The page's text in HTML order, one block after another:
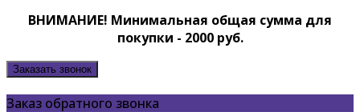
ВНИМАНИЕ! Минимальная общая сумма для
покупки - 2000 руб.
Заказать звонок
Заказ обратного звонка